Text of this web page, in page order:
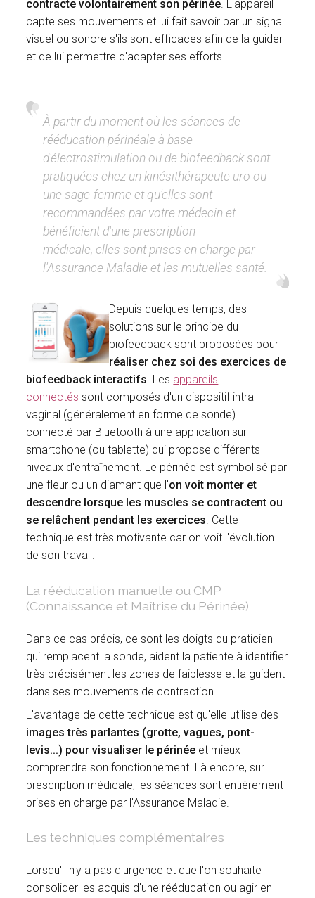
contracte volontairement son périnée. L'appareil
capte ses mouvements et lui fait savoir par un signal
visuel ou sonore s'ils sont efficaces afin de la guider
et de lui permettre d'adapter ses efforts.
À partir du moment où les séances de
rééducation périnéale à base
d'électrostimulation ou de biofeedback sont
pratiquées chez un kinésithérapeute uro ou
une sage-femme et qu'elles sont
recommandées par votre médecin et
bénéficient d'une prescription
médicale, elles sont prises en charge par
l'Assurance Maladie et les mutuelles santé.
Depuis quelques temps, des
solutions sur le principe du
biofeedback sont proposées pour
réaliser chez soi des exercices de
biofeedback interactifs. Les appareils
connectés sont composés d'un dispositif intra-
vaginal (généralement en forme de sonde)
connecté par Bluetooth à une application sur
smartphone (ou tablette) qui propose différents
niveaux d'entraînement. Le périnée est symbolisé par
une fleur ou un diamant que l'on voit monter et
descendre lorsque les muscles se contractent ou
se relâchent pendant les exercices. Cette
technique est très motivante car on voit l'évolution
de son travail.
La rééducation manuelle ou CMP
(Connaissance et Maîtrise du Périnée)
Dans ce cas précis, ce sont les doigts du praticien
qui remplacent la sonde, aident la patiente à identifier
très précisément les zones de faiblesse et la guident
dans ses mouvements de contraction.
L'avantage de cette technique est qu'elle utilise des
images très parlantes (grotte, vagues, pont-
levis...) pour visualiser le périnée et mieux
comprendre son fonctionnement. Là encore, sur
prescription médicale, les séances sont entièrement
prises en charge par l'Assurance Maladie.
Les techniques complémentaires
Lorsqu'il n'y a pas d'urgence et que l'on souhaite
consolider les acquis d'une rééducation ou agir en